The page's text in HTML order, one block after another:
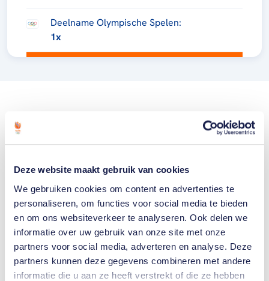
Deze website maakt gebruik van cookies
We gebruiken cookies om content en advertenties te
personaliseren, om functies voor social media te bieden
en om ons websiteverkeer te analyseren. Ook delen we
informatie over uw gebruik van onze site met onze
partners voor social media, adverteren en analyse. Deze
partners kunnen deze gegevens combineren met andere
informatie die u aan ze heeft verstrekt of die ze hebben
Deelname Olympische Spelen:
1x
Welke Nederlanders hebben er
ooit meegedaan aan de
Olympische Spelen?